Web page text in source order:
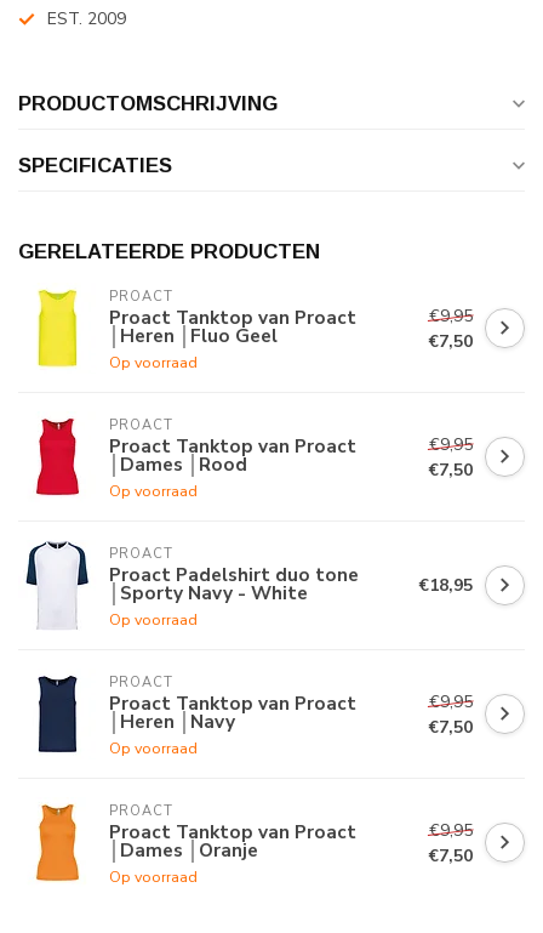
EST. 2009
PRODUCTOMSCHRIJVING
SPECIFICATIES
GERELATEERDE PRODUCTEN
PROACT
Proact Tanktop van Proact
│Heren │Fluo Geel
Op voorraad
€9,95
€7,50
PROACT
Proact Tanktop van Proact
│Dames │Rood
Op voorraad
€9,95
€7,50
PROACT
Proact Padelshirt duo tone
│Sporty Navy - White
Op voorraad
€18,95
PROACT
Proact Tanktop van Proact
│Heren │Navy
Op voorraad
€9,95
€7,50
PROACT
Proact Tanktop van Proact
│Dames │Oranje
Op voorraad
€9,95
€7,50